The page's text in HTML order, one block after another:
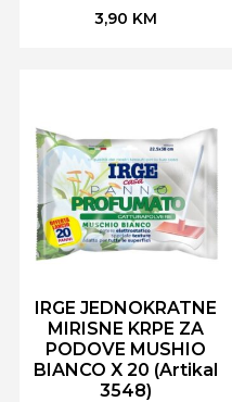
3,90 KM
IRGE JEDNOKRATNE
MIRISNE KRPE ZA
PODOVE MUSHIO
BIANCO X 20 (Artikal
3548)